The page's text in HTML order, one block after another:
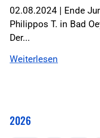
02.08.2024 | Ende
Philippos T. in Bad
Der...
Weiterlesen
2026